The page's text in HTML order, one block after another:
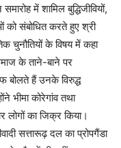
में शामिल बुद्धिजीवियों,
को संबोधित करते हुए श्री
चुनौतियों के विषय में कहा
के ताने-बाने पर
बोलते हैं उनके विरुद्ध
भीमा कोरेगांव तथा
लोगों का जिक्र किया।
सत्तारूढ़ दल का प्रोपगैंडा